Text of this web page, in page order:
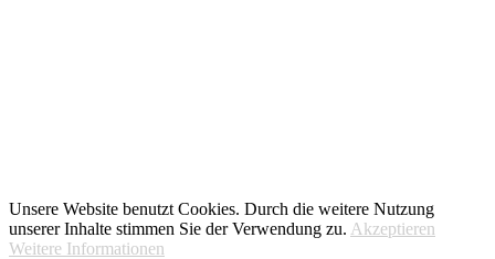
Unsere Website benutzt Cookies. Durch die weitere Nutzung
unserer Inhalte stimmen Sie der Verwendung zu. Akzeptieren
Weitere Informationen